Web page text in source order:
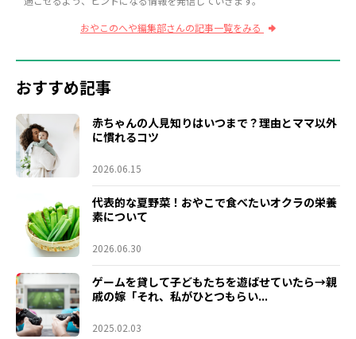
おやこのへや編集部さんの記事一覧をみる
おすすめ記事
赤ちゃんの人見知りはいつまで？理由とママ以外
に慣れるコツ
2026.06.15
代表的な夏野菜！おやこで食べたいオクラの栄養
素について
2026.06.30
ゲームを貸して子どもたちを遊ばせていたら→親
戚の嫁「それ、私がひとつもらい...
2025.02.03